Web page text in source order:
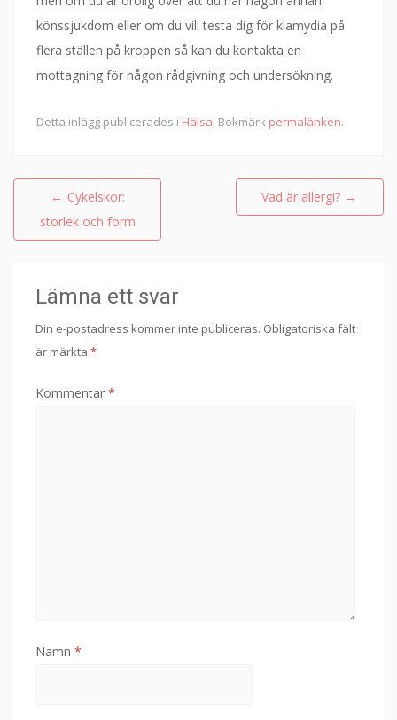
könssjukdom eller om du vill testa dig för klamydia på
flera ställen på kroppen så kan du kontakta en
mottagning för någon rådgivning och undersökning.
Detta inlägg publicerades i Hälsa. Bokmärk permalänken.
Inläggsnavigering
← Cykelskor:
storlek och form
Vad är allergi? →
Lämna ett svar
Din e-postadress kommer inte publiceras. Obligatoriska fält
är märkta *
Kommentar *
Namn *